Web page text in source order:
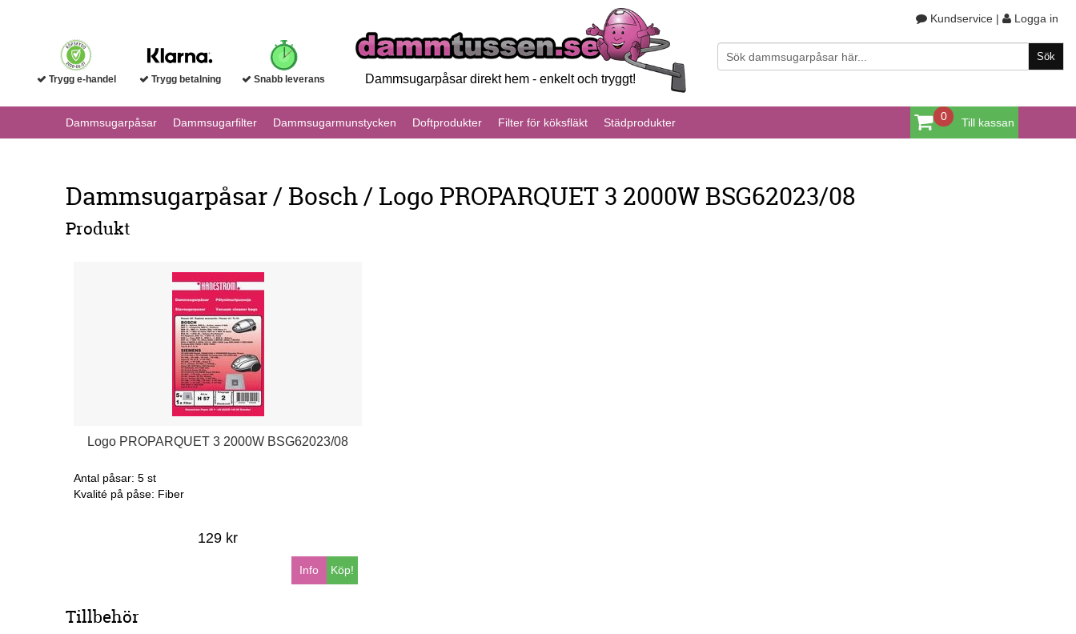
Dammsugarpåsar direkt hem - enkelt och tryggt!
Trygg e-handel Trygg betalning Snabb leverans
Kundservice | Logga in
0 Till kassan
Dammsugarpåsar Dammsugarfilter Dammsugarmunstycken Doftprodukter Filter för köksfläkt Städprodukter
Dammsugarpåsar / Bosch / Logo PROPARQUET 3 2000W BSG62023/08
Produkt
Logo PROPARQUET 3 2000W BSG62023/08
Antal påsar: 5 st
Kvalité på påse: Fiber
129 kr
Köp!
Info
Tillbehör